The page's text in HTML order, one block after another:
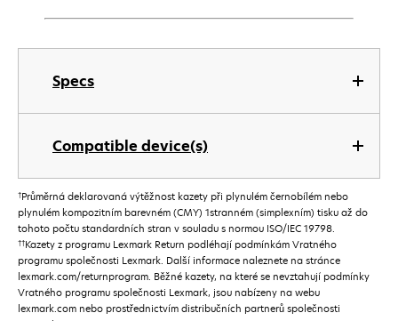
Specs
Compatible device(s)
†Průměrná deklarovaná výtěžnost kazety při plynulém černobílém nebo
plynulém kompozitním barevném (CMY) 1stranném (simplexním) tisku až do
tohoto počtu standardních stran v souladu s normou ISO/IEC 19798.
††Kazety z programu Lexmark Return podléhají podmínkám Vratného
programu společnosti Lexmark. Další informace naleznete na stránce
lexmark.com/returnprogram. Běžné kazety, na které se nevztahují podmínky
Vratného programu společnosti Lexmark, jsou nabízeny na webu
lexmark.com nebo prostřednictvím distribučních partnerů společnosti